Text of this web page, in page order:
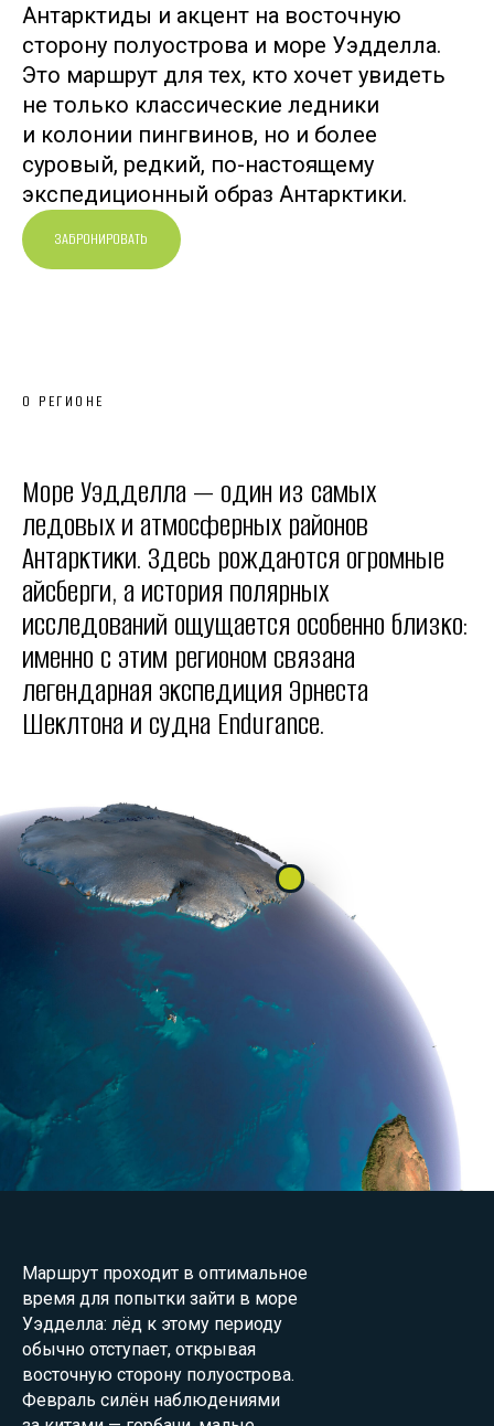
Антарктиды и акцент на восточную
сторону полуострова и море Уэдделла.
Это маршрут для тех, кто хочет увидеть
не только классические ледники
и колонии пингвинов, но и более
суровый, редкий, по-настоящему
экспедиционный образ Антарктики.
ЗАБРОНИРОВАТЬ
О РЕГИОНЕ
Море Уэдделла — один из самых
ледовых и атмосферных районов
Антарктики. Здесь рождаются огромные
айсберги, а история полярных
исследований ощущается особенно близко:
именно с этим регионом связана
легендарная экспедиция Эрнеста
Шеклтона и судна Endurance.
Маршрут проходит в оптимальное
время для попытки зайти в море
Уэдделла: лёд к этому периоду
обычно отступает, открывая
восточную сторону полуострова.
Февраль силён наблюдениями